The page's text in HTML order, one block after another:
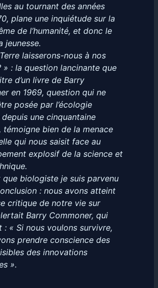
au tournant des années
plane une inquiétude sur la
de l’humanité, et donc le
jeunesse.
laisserons-nous à nos
» : la question lancinante que
d’un livre de Barry
en 1969, question qui ne
posée par l’écologie
une cinquantaine
témoigne bien de la menace
qui nous saisit face au
explosif de la science et
que biologiste je suis parvenu
: nous avons atteint
critique de notre vie sur
Barry Commoner, qui
: « Si nous voulons survivre,
prendre conscience des
des innovations
».